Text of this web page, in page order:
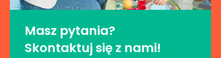
Masz pytania?
Skontaktuj się z nami!